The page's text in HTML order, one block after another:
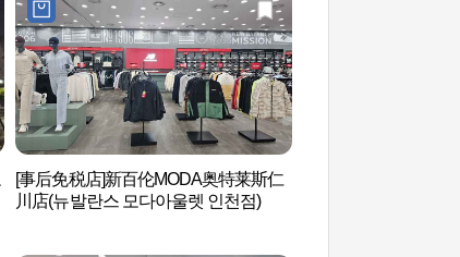
[事后免税店]新百伦MODA奥特莱斯仁
川店(뉴발란스 모다아울렛 인천점)